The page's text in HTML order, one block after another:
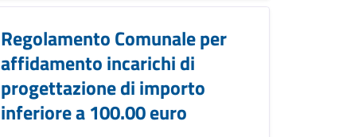
Regolamento Comunale per
affidamento incarichi di
progettazione di importo
inferiore a 100.00 euro